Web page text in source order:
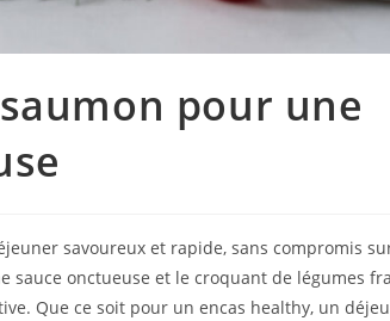
pour une
savoureux et rapide, sans compromis
sauce onctueuse et le croquant de légumes
Que ce soit pour un encas healthy, un